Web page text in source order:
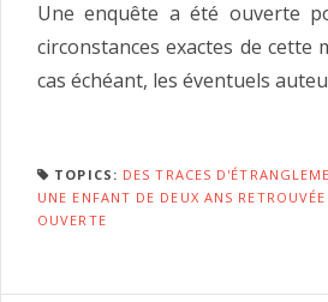
Une enquête a été ouverte
circonstances exactes de cette
cas échéant, les éventuels
TOPICS: DES TRACES
UNE ENFANT DE DEUX ANS
OUVERTE